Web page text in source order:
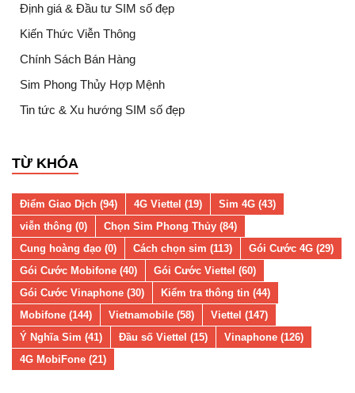
Định giá & Đầu tư SIM số đẹp
Kiến Thức Viễn Thông
Chính Sách Bán Hàng
Sim Phong Thủy Hợp Mệnh
Tin tức & Xu hướng SIM số đẹp
TỪ KHÓA
Điểm Giao Dịch (94) 4G Viettel (19)
Sim 4G (43)
viễn thông (0)
Chọn Sim Phong Thủy (84)
Cung hoàng đạo (0)
Cách chọn sim (113)
Gói Cước 4G (29)
Gói Cước Mobifone (40)
Gói Cước Viettel (60)
Gói Cước Vinaphone (30)
Kiểm tra thông tin (44)
Mobifone (144)
Vietnamobile (58)
Viettel (147)
Ý Nghĩa Sim (41)
Đầu số Viettel (15)
Vinaphone (126)
4G MobiFone (21)